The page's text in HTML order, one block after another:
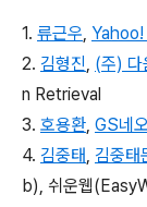
1. 류근우,
2. 김형진, (주) 다
n Retrieval
3. 호용환, GS네
4. 김중태, 김중태
b), 쉬운웹